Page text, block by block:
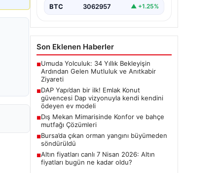
BTC 3062957 ▲ +1.25%
Son Eklenen Haberler
■Umuda Yolculuk: 34 Yıllık Bekleyişin
Ardından Gelen Mutluluk ve Anıtkabir
Ziyareti
■DAP Yapı’dan bir ilk! Emlak Konut
güvencesi Dap vizyonuyla kendi kendini
ödeyen ev modeli
■Dış Mekan Mimarisinde Konfor ve bahçe
mutfağı Çözümleri
■Bursa’da çıkan orman yangını büyümeden
söndürüldü
■Altın fiyatları canlı 7 Nisan 2026: Altın
fiyatları bugün ne kadar oldu?